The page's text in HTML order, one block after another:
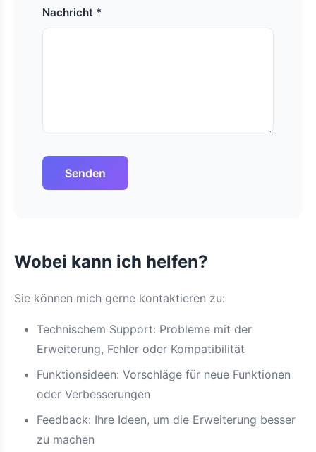
Nachricht *
Senden
Wobei kann ich helfen?
Sie können mich gerne kontaktieren zu:
Technischem Support: Probleme mit der
Erweiterung, Fehler oder Kompatibilität
Funktionsideen: Vorschläge für neue Funktionen
oder Verbesserungen
Feedback: Ihre Ideen, um die Erweiterung besser
zu machen